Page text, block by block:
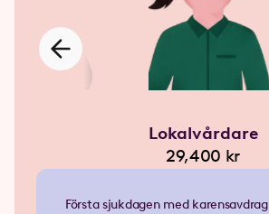
Första sjukdagen med karensavdrag
Lokalvårdare
29,400 kr